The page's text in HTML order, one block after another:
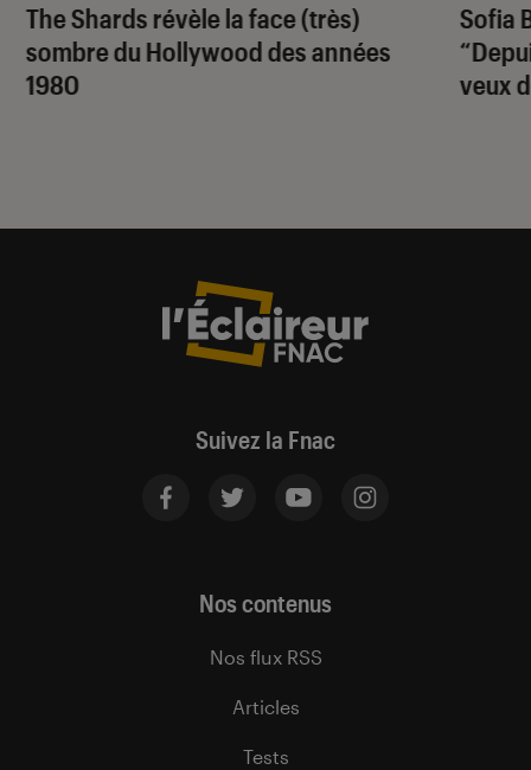
The Shards révèle la face (très)
sombre du Hollywood des années
1980
Sofia
veux
Suivez la Fnac
Nos contenus
Nos flux RSS
Articles
Tests